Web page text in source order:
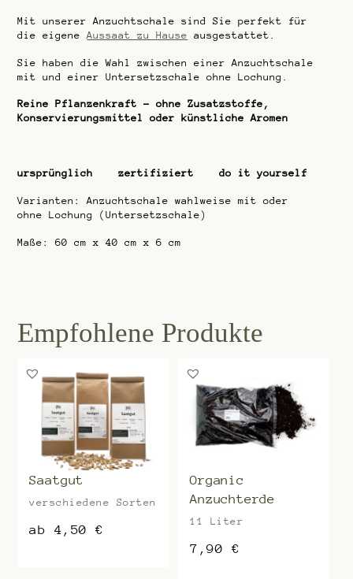
Mit unserer Anzuchtschale sind Sie perfekt für
die eigeneAussaat zu Hause ausgestattet.
Sie haben die Wahl zwischen einer Anzuchtschale
mit und einer Untersetzschale ohne Lochung.
Reine Pflanzenkraft – ohne Zusatzstoffe,
Konservierungsmittel oder künstliche Aromen
ursprünglich zertifiziert do it yourself
Varianten: Anzuchtschale wahlweise mit oder
ohne Lochung (Untersetzschale)
Maße: 60 cm x 40 cm x 6 cm
Saatgut
verschiedene Sorten
ab 4,50€
Organic
Anzuchterde
11 Liter
7,90 €